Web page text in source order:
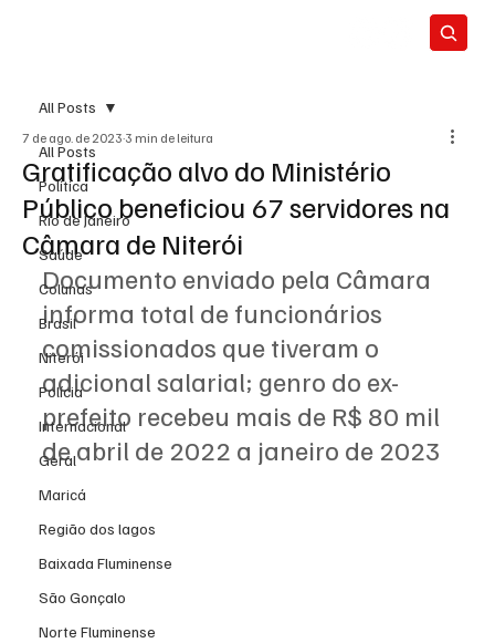
All Posts
Política
Rio de Janeiro
Saúde
Colunas
Brasil
Niterói
Polícia
Internacional
Geral
Maricá
Região dos lagos
Baixada Fluminense
São Gonçalo
Norte Fluminense
All Posts
Gratificação alvo do Ministério
Público beneficiou 67 servidores na
Câmara de Niterói
7 de ago. de 2023 3 min de leitura
Documento enviado pela Câmara
informa total de funcionários
comissionados que tiveram o
adicional salarial; genro do ex-
prefeito recebeu mais de R$ 80 mil
de abril de 2022 a janeiro de 2023